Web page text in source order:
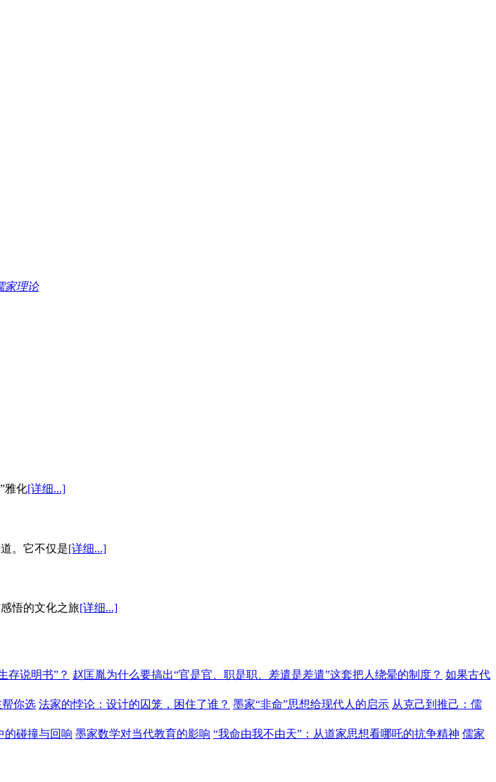
家理论
雅化[详细...]
。它不仅是[详细...]
悟的文化之旅[详细...]
存说明书”？ 赵匡胤为什么要搞出“官是官、职是职、差遣是差遣”这套把人绕晕的制度？ 如果古代
你选 法家的悖论：设计的囚笼，困住了谁？ 墨家“非命”思想给现代人的启示 从克己到推己：儒
的碰撞与回响 墨家数学对当代教育的影响 “我命由我不由天”：从道家思想看哪吒的抗争精神 儒家